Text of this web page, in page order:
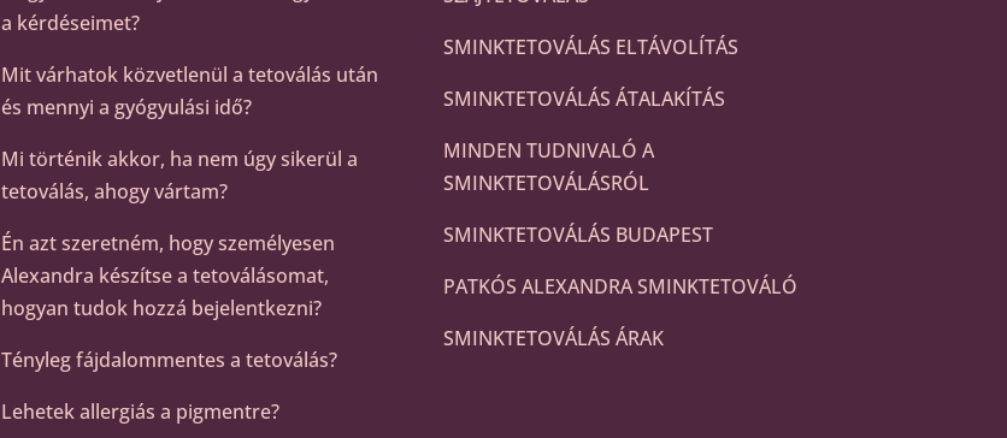
a kérdéseimet?
Mit várhatok közvetlenül a tetoválás után
és mennyi a gyógyulási idő?
Mi történik akkor, ha nem úgy sikerül a
tetoválás, ahogy vártam?
Én azt szeretném, hogy személyesen
Alexandra készítse a tetoválásomat,
hogyan tudok hozzá bejelentkezni?
Tényleg fájdalommentes a tetoválás?
Lehetek allergiás a pigmentre?
SMINKTETOVÁLÁS ELTÁVOLÍTÁS
SMINKTETOVÁLÁS ÁTALAKÍTÁS
MINDEN TUDNIVALÓ A
SMINKTETOVÁLÁSRÓL
SMINKTETOVÁLÁS BUDAPEST
PATKÓS ALEXANDRA SMINKTETOVÁLÓ
SMINKTETOVÁLÁS ÁRAK